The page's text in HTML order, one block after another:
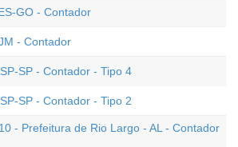
GO - Contador
- Contador
SP - Contador - Tipo 4
SP - Contador - Tipo 2
- Prefeitura de Rio Largo - AL - Contador